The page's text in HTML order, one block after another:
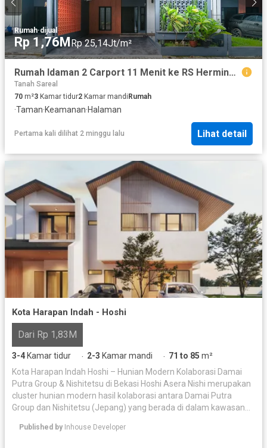
Rumah·dijual
Rp 1,76MRp 25,14Jt/m²
Rumah Idaman 2 Carport 11 Menit ke RS Hermina Bogor Bisa KPR J-40999
Tanah Sareal
70 m²3 Kamar tidur2 Kamar mandiRumah
·Taman·Keamanan·Halaman
Pertama kali dilihat 2 minggu lalu Lihat detail
Kota Harapan Indah - Hoshi
Dari Rp 1,83M
3-4 Kamar tidur · 2-3 Kamar mandi · 71 to 85 m²
Kota Harapan Indah Hoshi – Hunian Modern Kolaborasi Damai
Putra Group & Nishitetsu di Bekasi Hoshi Asera Nishi merupakan
cluster hunian modern hasil kolaborasi antara Damai Putra
Group dan Nishitetsu (Jepang) yang berada di dalam kawasan
perbatasan Jakarta Timur dan Bekasi. Mengusung konsep
Published by Inhouse Developer